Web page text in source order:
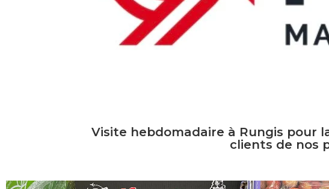
Visite hebdomadaire à Rungis pour
clients de nos